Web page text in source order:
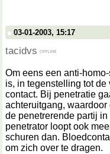
03-01-2003, 15:17
tacidvs
Om eens een anti-
is, in tegenstelling tot
contact. Bij penetratie
achteruitgang,
de penetrerende partij
penetrator loopt ook
schuren dan.
om zich over te dragen.